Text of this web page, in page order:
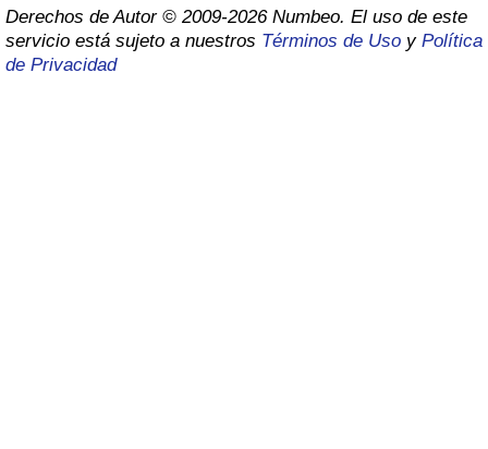
Derechos de Autor © 2009-2026 Numbeo. El uso de este
servicio está sujeto a nuestros Términos de Uso y Política
de Privacidad
Calificación del Índice de Criminalidad
(Actual)